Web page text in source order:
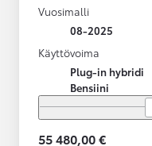
Vuosimalli
08-2025
Käyttövoima
Plug-in hybridi
Bensiini
55 480,00 €